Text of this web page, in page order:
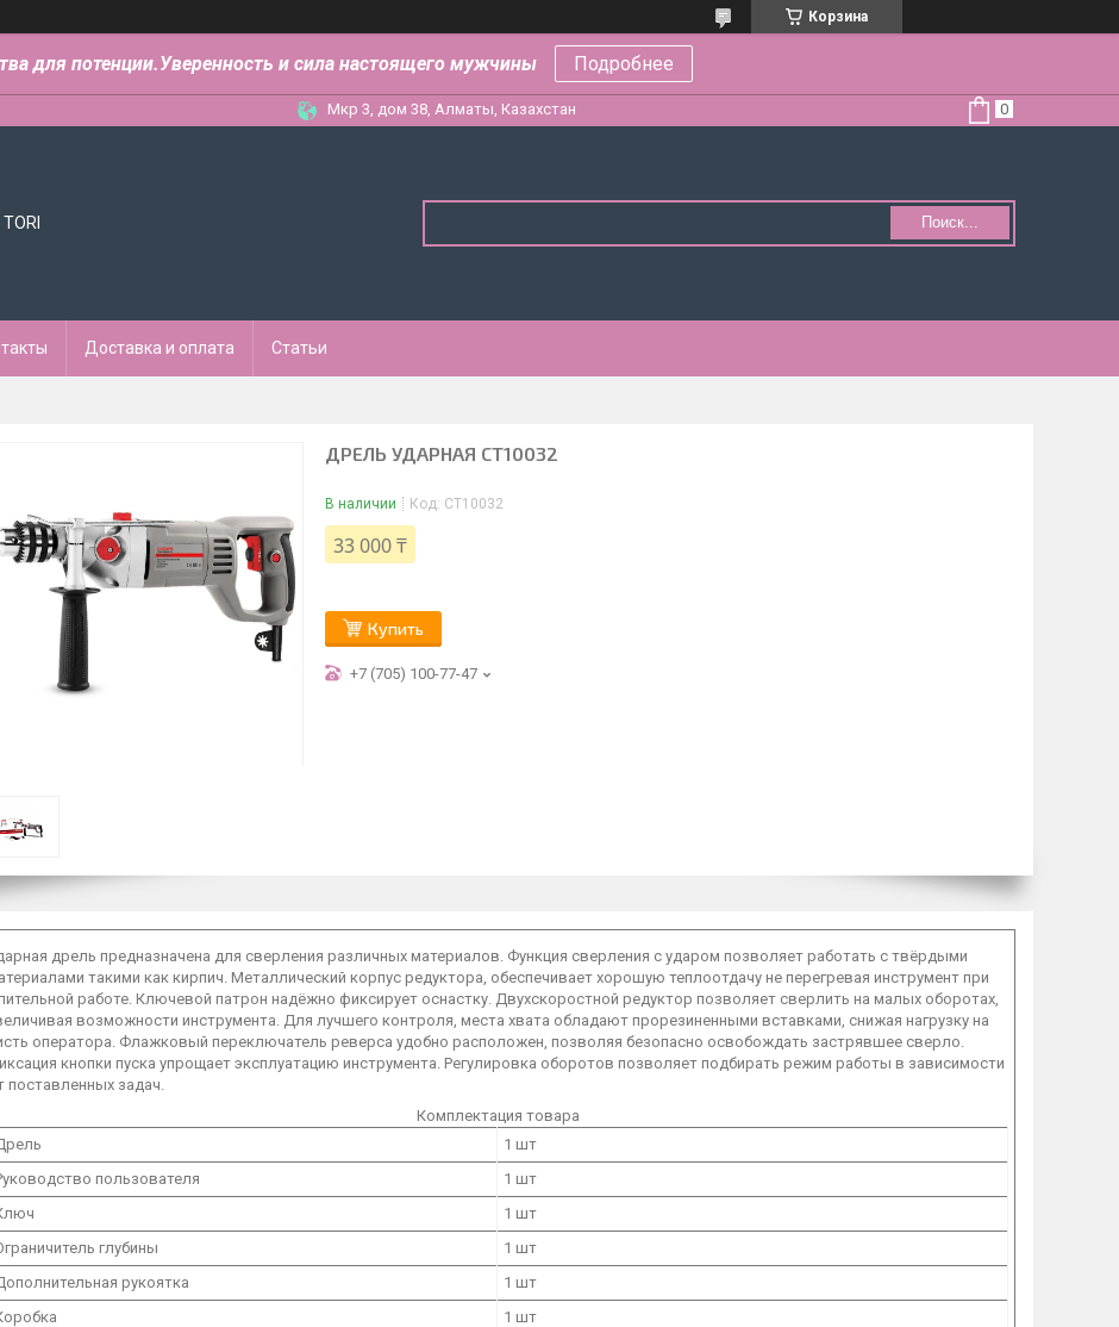
Корзина
для потенции.Уверенность и сила настоящего мужчины Подробнее
Мкр 3, дом 38, Алматы, Казахстан
Поиск...
Доставка и оплата Статьи
ДРЕЛЬ УДАРНАЯ CT10032
В наличии Код: CT10032
33 000 ₸
Купить
+7 (705) 100-77-47
дрель предназначена для сверления различных материалов. Функция сверления с ударом позволяет работать с твёрдыми
такими как кирпич. Металлический корпус редуктора, обеспечивает хорошую теплоотдачу не перегревая инструмент при
работе. Ключевой патрон надёжно фиксирует оснастку. Двухскоростной редуктор позволяет сверлить на малых оборотах,
возможности инструмента. Для лучшего контроля, места хвата обладают прорезиненными вставками, снижая нагрузку на
оператора. Флажковый переключатель реверса удобно расположен, позволяя безопасно освобождать застрявшее сверло.
кнопки пуска упрощает эксплуатацию инструмента. Регулировка оборотов позволяет подбирать режим работы в зависимости
поставленных задач.
Комплектация товара
1 шт
пользователя
1 шт
1 шт
глубины
1 шт
рукоятка
1 шт
1 шт